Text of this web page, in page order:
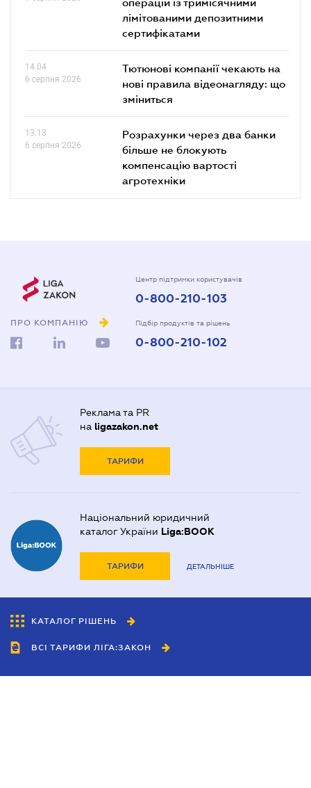
лімітованими депозитними
сертифікатами
14.04
6 серпня 2026
Тютюнові компанії чекають на
нові правила відеонагляду: що
зміниться
13.13
6 серпня 2026
Розрахунки через два банки
більше не блокують
компенсацію вартості
агротехніки
ПРО КОМПАНІЮ
Центр підтримки користувачів
0-800-210-103
Підбір продуктів та рішень
0-800-210-102
Реклама та PR
на ligazakon.net
ТАРИФИ
Національний юридичний
каталог України Liga:BOOK
ТАРИФИ ДЕТАЛЬНІШЕ
КАТАЛОГ РІШЕНЬ
ВСІ ТАРИФИ ЛІГА:ЗАКОН